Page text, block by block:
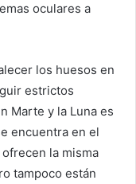
oculares a
los huesos en
estrictos
Marte y la Luna es
encuentra en el
la misma
tampoco están